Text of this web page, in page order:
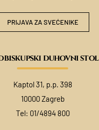
PRIJAVA ZA SVEĆENIKE
duhovni stol
Kaptol 31, p.p. 398
10000 Zagreb
Tel: 01/4894 800